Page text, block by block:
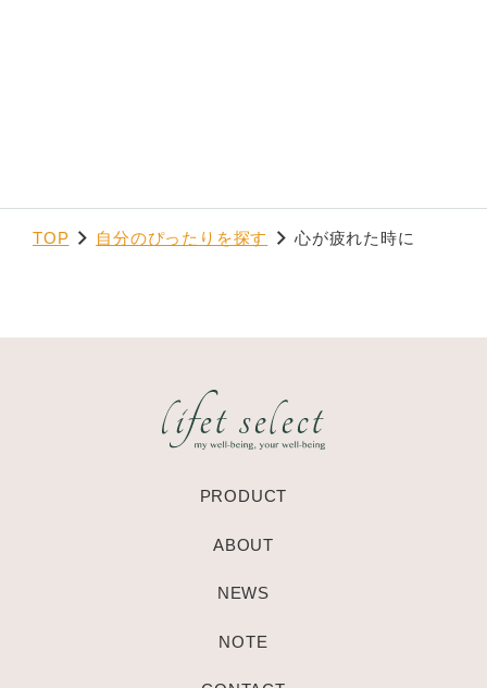
TOP 自分のぴったりを探す 心が疲れた時に
PRODUCT
ABOUT
NEWS
NOTE